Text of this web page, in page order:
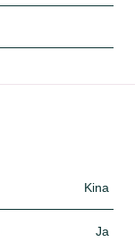
Kina
Ja